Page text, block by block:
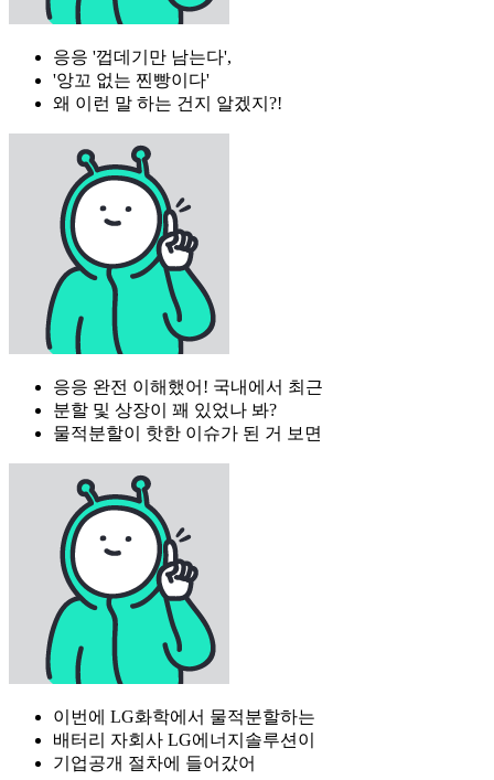
응응 '껍데기만 남는다',
'앙꼬 없는 찐빵이다'
왜 이런 말 하는 건지 알겠지?!
응응 완전 이해했어! 국내에서 최근
분할 및 상장이 꽤 있었나 봐?
물적분할이 핫한 이슈가 된 거 보면
이번에 LG화학에서 물적분할하는
배터리 자회사 LG에너지솔루션이
기업공개 절차에 들어갔어